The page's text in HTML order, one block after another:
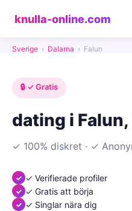
knulla-online.com
Sverige › Dalarna › Falun
🔒 ✓ Gratis
dating i Falun,
✓ 100% diskret · ✓
✓ Verifierade profiler
✓ Gratis att börja
✓ Singlar nära dig